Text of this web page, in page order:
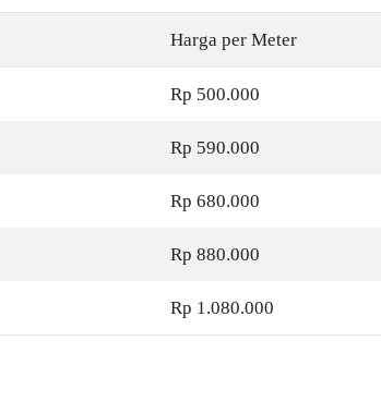
Harga per Meter
Rp 500.000
Rp 590.000
Rp 680.000
Rp 880.000
Rp 1.080.000